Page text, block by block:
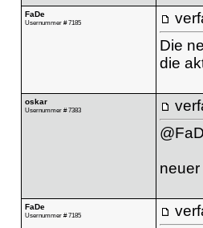
FaDe
Usernummer # 7185
Die
die
oskar
Usernummer # 7383
FaDe
Usernummer # 7185